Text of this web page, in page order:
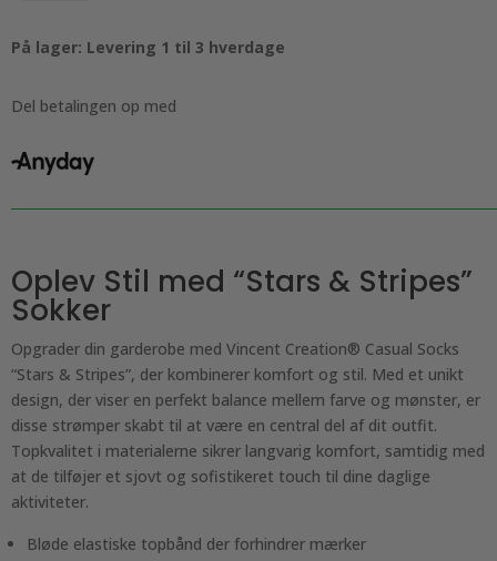
socks
&
antal
På lager: Levering 1 til 3 hverdage
Del betalingen op med
Oplev Stil med “Stars & Stripes”
Sokker
Opgrader din garderobe med Vincent Creation® Casual Socks
“Stars & Stripes”, der kombinerer komfort og stil. Med et unikt
design, der viser en perfekt balance mellem farve og mønster, er
disse strømper skabt til at være en central del af dit outfit.
Topkvalitet i materialerne sikrer langvarig komfort, samtidig med
at de tilføjer et sjovt og sofistikeret touch til dine daglige
aktiviteter.
Bløde elastiske topbånd der forhindrer mærker